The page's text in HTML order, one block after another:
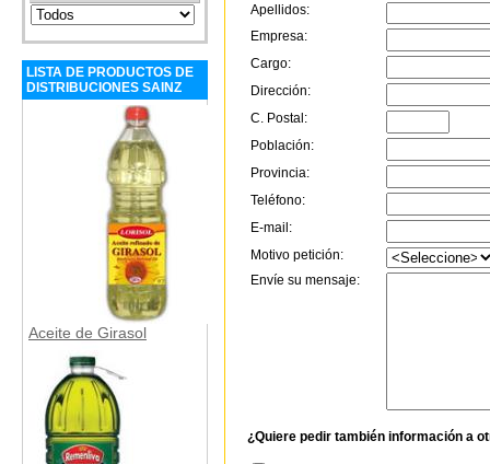
LISTA DE PRODUCTOS DE
DISTRIBUCIONES SAINZ
Aceite de Girasol
Apellidos:
Empresa:
Cargo:
Dirección:
C. Postal:
Población:
Provincia:
Teléfono:
E-mail:
Motivo petición:
Envíe su mensaje:
¿Quiere pedir también información a